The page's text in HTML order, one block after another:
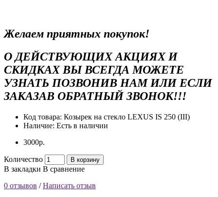
Желаем приятных покупок!
О ДЕЙСТВУЮЩИХ АКЦИЯХ И
СКИДКАХ ВЫ ВСЕГДА МОЖЕТЕ
УЗНАТЬ ПОЗВОНИВ НАМ ИЛИ ЕСЛИ
ЗАКАЗАВ ОБРАТНЫЙ ЗВОНОК!!!
Код товара: Козырек на стекло LEXUS IS 250 (III)
Наличие: Есть в наличии
3000р.
Количество В корзину
В закладки В сравнение
0 отзывов /Написать отзыв